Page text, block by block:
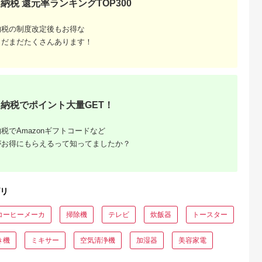
だわ
税 還元率ランキングTOP300
の制度改定後もお得な
まだたくさんあります！
税でポイント大量GET！
でAmazonギフトコードなど
得にもらえるって知ってましたか？
ーヒーメーカ 掃除機 テレビ 炊飯器 トースター
機 ミキサー 空気清浄機 加湿器 美容家電